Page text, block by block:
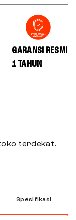
GARANSI RESMI
1 TAHUN
terdekat.
Spesifikasi